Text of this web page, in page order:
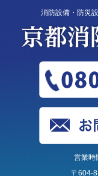
消防設備・防災
営業時
〒604-